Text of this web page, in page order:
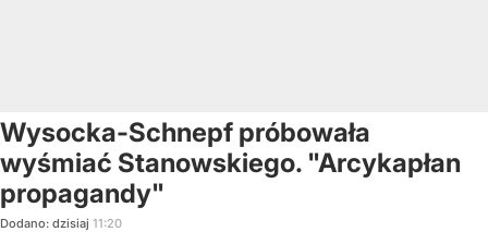
Wysocka-Schnepf próbowała
wyśmiać Stanowskiego. "Arcykapłan
propagandy"
Dodano: dzisiaj 11:20